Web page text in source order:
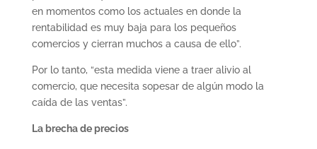
en momentos como los actuales en donde la
rentabilidad es muy baja para los pequeños
comercios y cierran muchos a causa de ello”.
Por lo tanto, “esta medida viene a traer alivio al
comercio, que necesita sopesar de algún modo la
caída de las ventas”.
La brecha de precios